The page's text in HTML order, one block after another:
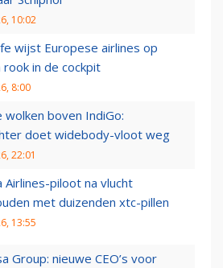
10:02
wijst Europese airlines op
rook in de cockpit
8:00
wolken boven IndiGo:
doet widebody-vloot weg
22:01
Airlines-piloot na vlucht
met duizenden xtc-pillen
13:55
Group: nieuwe CEO’s voor